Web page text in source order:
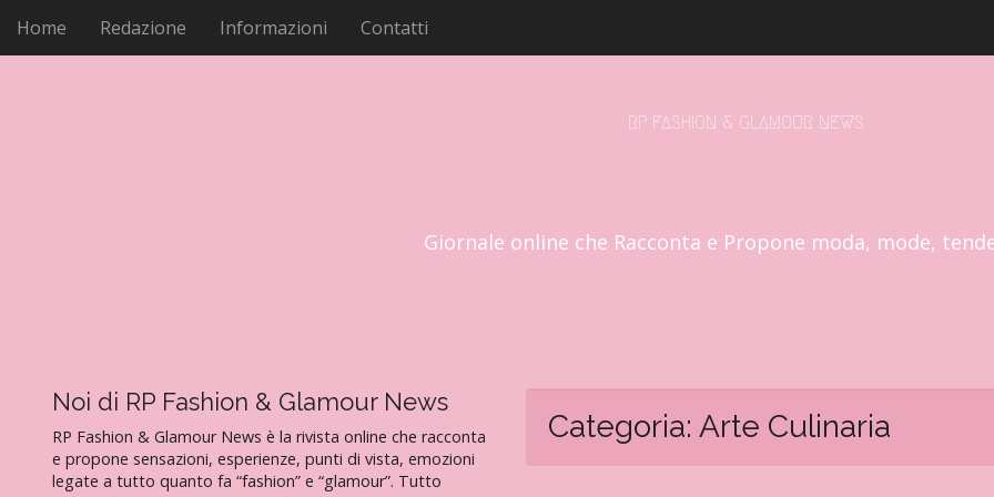
M
i
Home Redazione Informazioni Contatti
RP FASHION & GLAMOUR NEWS
Giornale online che Racconta e Propone moda, mode,
Categoria: Arte Culinaria
Noi di RP Fashion & Glamour News
RP Fashion & Glamour News è la rivista online che racconta
e propone sensazioni, esperienze, punti di vista, emozioni
legate a tutto quanto fa “fashion” e “glamour”. Tutto